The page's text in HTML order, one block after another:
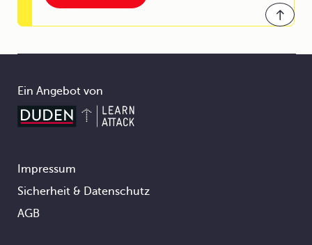
Ein Angebot von
Footer
Impressum
Sicherheit & Datenschutz
AGB